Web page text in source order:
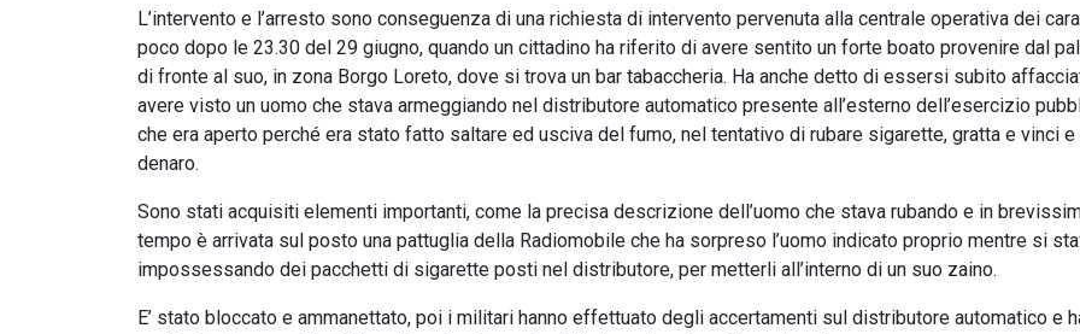
L’intervento e l’arresto sono conseguenza di una richiesta di intervento pervenuta alla centrale operativa dei
poco dopo le 23.30 del 29 giugno, quando un cittadino ha riferito di avere sentito un forte boato provenire dal
di fronte al suo, in zona Borgo Loreto, dove si trova un bar tabaccheria. Ha anche detto di essersi subito
avere visto un uomo che stava armeggiando nel distributore automatico presente all’esterno dell’esercizio
che era aperto perché era stato fatto saltare ed usciva del fumo, nel tentativo di rubare sigarette, gratta e vinci e
denaro.
Sono stati acquisiti elementi importanti, come la precisa descrizione dell’uomo che stava rubando e in
tempo è arrivata sul posto una pattuglia della Radiomobile che ha sorpreso l’uomo indicato proprio mentre si
impossessando dei pacchetti di sigarette posti nel distributore, per metterli all’interno di un suo zaino.
E’ stato bloccato e ammanettato, poi i militari hanno effettuato degli accertamenti sul distributore automatico e